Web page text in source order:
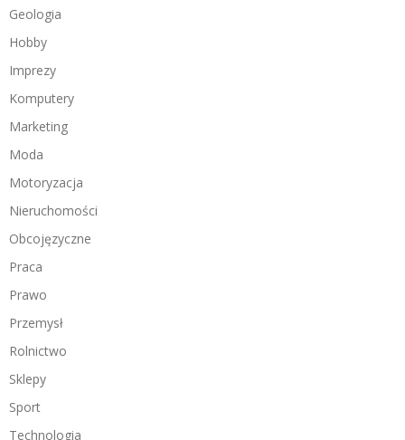
Geologia
Hobby
Imprezy
Komputery
Marketing
Moda
Motoryzacja
Nieruchomości
Obcojęzyczne
Praca
Prawo
Przemysł
Rolnictwo
Sklepy
Sport
Technologia